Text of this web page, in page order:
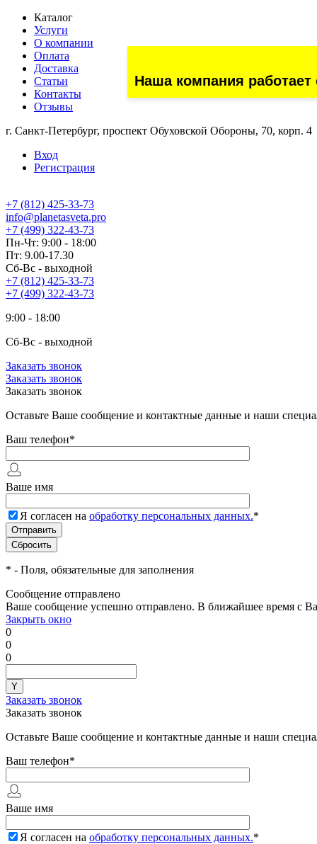
Каталог
Услуги
О компании
Оплата
Доставка
Статьи
Контакты
Отзывы
г. Санкт-Петербург, проспект Обуховской Обороны, 70, корп. 4
Вход
Регистрация
+7 (812) 425-33-73
Наша компания
info@planetasveta.pro
+7 (499) 322-43-73
Пн-Чт: 9:00 - 18:00
Пт: 9.00-17.30
Сб-Вс - выходной
+7 (812) 425-33-73
+7 (499) 322-43-73
9:00 - 18:00
Сб-Вс - выходной
Заказать звонок
Заказать звонок
Заказать звонок
Оставьте Ваше сообщение и контактные данные и наши
Ваш телефон*
Ваше имя
Я согласен на обработку персональных данных.*
* - Поля, обязательные для заполнения
Сообщение отправлено
Ваше сообщение успешно отправлено. В ближайшее время с
Закрыть окно
0
0
0
Заказать звонок
Заказать звонок
Оставьте Ваше сообщение и контактные данные и наши
Ваш телефон*
Ваше имя
Я согласен на обработку персональных данных.*